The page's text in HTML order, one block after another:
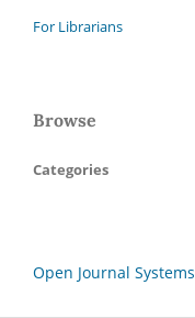
For Librarians
Browse
Categories
Open Journal Systems